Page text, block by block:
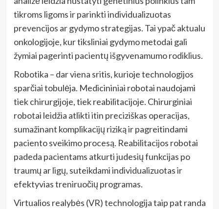
tikroms ligoms ir parinkti individualizuotas
prevencijos ar gydymo strategijas. Tai ypač aktualu
onkologijoje, kur tiksliniai gydymo metodai gali
žymiai pagerinti pacientų išgyvenamumo rodiklius.
Robotika – dar viena sritis, kurioje technologijos
sparčiai tobulėja. Medicininiai robotai naudojami
tiek chirurgijoje, tiek reabilitacijoje. Chirurginiai
robotai leidžia atlikti itin preciziškas operacijas,
sumažinant komplikacijų riziką ir pagreitindami
paciento sveikimo procesą. Reabilitacijos robotai
padeda pacientams atkurti judesių funkcijas po
traumų ar ligų, suteikdami individualizuotas ir
efektyvias treniruočių programas.
Virtualios realybės (VR) technologija taip pat randa